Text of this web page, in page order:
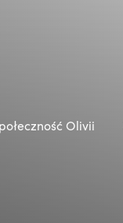
Olivii